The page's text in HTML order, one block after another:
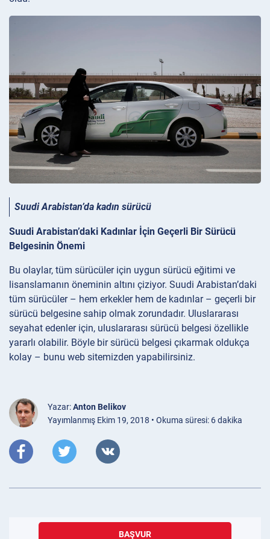
Suudi Arabistan’da kadın sürücü
Suudi Arabistan’daki Kadınlar İçin Geçerli Bir Sürücü
Belgesinin Önemi
Bu olaylar, tüm sürücüler için uygun sürücü eğitimi ve
lisanslamanın öneminin altını çiziyor. Suudi Arabistan’daki
tüm sürücüler – hem erkekler hem de kadınlar – geçerli bir
sürücü belgesine sahip olmak zorundadır. Uluslararası
seyahat edenler için, uluslararası sürücü belgesi özellikle
yararlı olabilir. Böyle bir sürücü belgesi çıkarmak oldukça
kolay – bunu web sitemizden yapabilirsiniz.
Yazar:Anton Belikov
Yayımlanmış Ekim 19, 2018 • Okuma süresi: 6 dakika
BAŞVUR